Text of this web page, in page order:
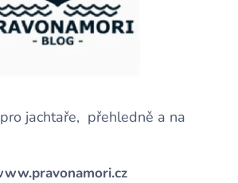
jachtaře, přehledně a na